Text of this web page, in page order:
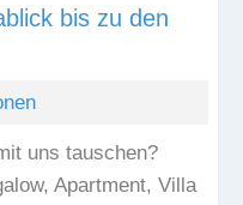
bis zu den
uns tauschen?
Apartment, Villa